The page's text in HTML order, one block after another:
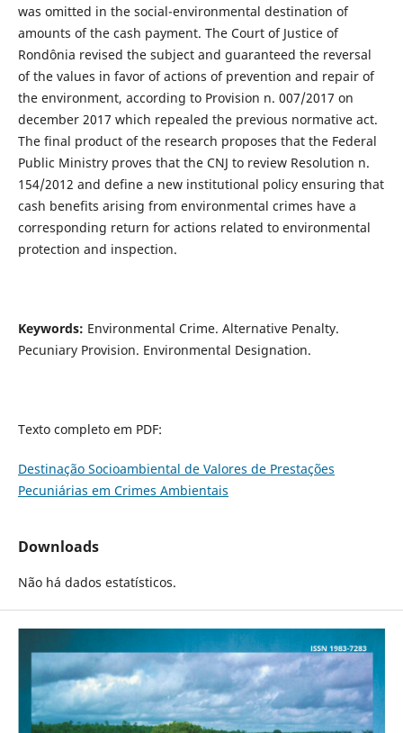
was omitted in the social-environmental destination of
amounts of the cash payment. The Court of Justice of
Rondônia revised the subject and guaranteed the reversal
of the values in favor of actions of prevention and repair of
the environment, according to Provision n. 007/2017 on
december 2017 which repealed the previous normative act.
The final product of the research proposes that the Federal
Public Ministry proves that the CNJ to review Resolution n.
154/2012 and define a new institutional policy ensuring that
cash benefits arising from environmental crimes have a
corresponding return for actions related to environmental
protection and inspection.
Keywords: Environmental Crime. Alternative Penalty.
Pecuniary Provision. Environmental Designation.
Texto completo em PDF:
Destinação Socioambiental de Valores de Prestações
Pecuniárias em Crimes Ambientais
Downloads
Não há dados estatísticos.